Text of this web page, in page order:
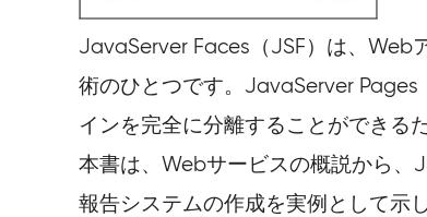
JavaServer Faces（JSF）は、Web
術のひとつです。JavaServer
インを完全に分離することができる
本書は、Webサービスの概説から、
報告システムの作成を実例として示